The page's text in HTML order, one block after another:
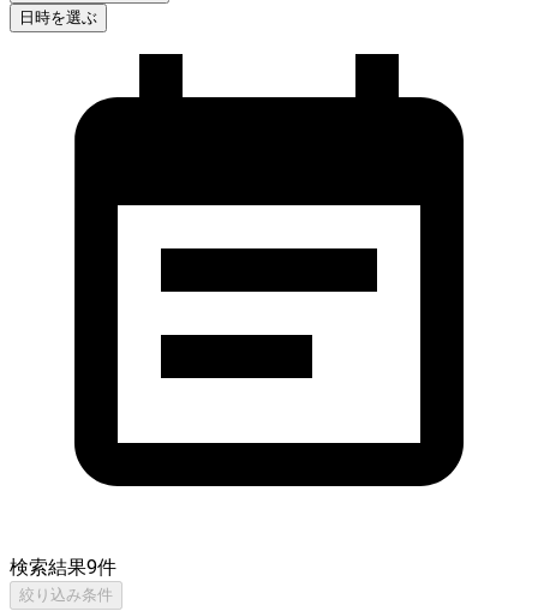
日時を選ぶ
検索結果9件
絞り込み条件